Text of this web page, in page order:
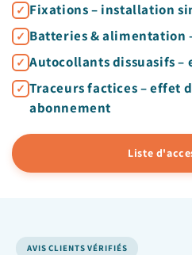
Fixations – installation
Batteries & alimentation
Autocollants dissuasifs
Traceurs factices – effet
abonnement
Liste
AVIS CLIENTS VÉRIFIÉS